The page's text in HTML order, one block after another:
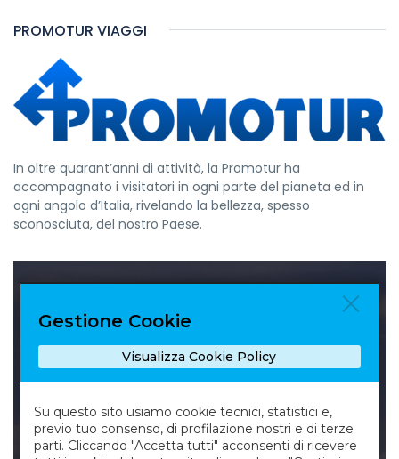
PROMOTUR VIAGGI
In oltre quarant’anni di attività, la Promotur ha
accompagnato i visitatori in ogni parte del pianeta ed in
ogni angolo d’Italia, rivelando la bellezza, spesso
sconosciuta, del nostro Paese.